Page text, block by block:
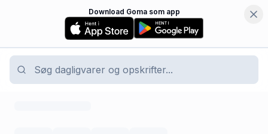
Download Goma som app